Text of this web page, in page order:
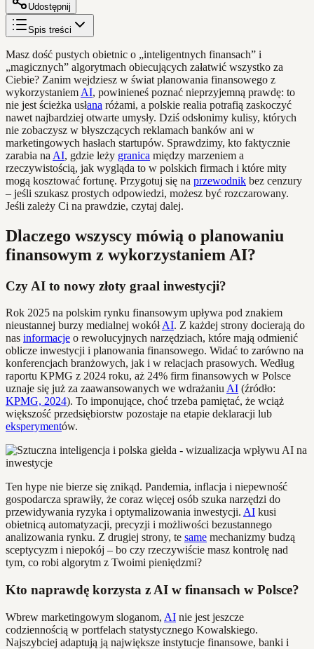
Udostępnij
Spis treści
Masz dość pustych obietnic o „inteligentnych finansach” i
„magicznych” algorytmach obiecujących załatwić wszystko za
Ciebie? Zanim wejdziesz w świat planowania finansowego z
wykorzystaniem AI, powinieneś poznać nieprzyjemną prawdę: to
nie jest ścieżka usłana różami, a polskie realia potrafią zaskoczyć
nawet najbardziej otwarte umysły. Dziś odsłonimy kulisy, których
nie zobaczysz w błyszczących reklamach banków ani w
marketingowych hasłach startupów. Sprawdzimy, kto faktycznie
zarabia na AI, gdzie leży granica między marzeniem a
rzeczywistością, jak wygląda to w polskich firmach i które mity
mogą kosztować fortunę. Przygotuj się na przewodnik bez cenzury
– jeśli szukasz prostych odpowiedzi, możesz być rozczarowany.
Jeśli zależy Ci na prawdzie, czytaj dalej.
Dlaczego wszyscy mówią o planowaniu
finansowym z wykorzystaniem AI?
Czy AI to nowy złoty graal inwestycji?
Rok 2025 na polskim rynku finansowym upływa pod znakiem
nieustannej burzy medialnej wokółAI. Z każdej strony docierają do
nas informacje o rewolucyjnych narzędziach, które mają odmienić
oblicze inwestycji i planowania finansowego. Widać to zarówno na
konferencjach branżowych, jak i w relacjach prasowych. Według
raportu KPMG z 2024 roku, aż 24% firm finansowych w Polsce
uznaje się już za zaawansowanych we wdrażaniu AI (źródło:
KPMG, 2024). To imponujące, choć trzeba pamiętać, że wciąż
większość przedsiębiorstw pozostaje na etapie deklaracji lub
eksperymentów.
Ten hype nie bierze się znikąd. Pandemia, inflacja i niepewność
gospodarcza sprawiły, że coraz więcej osób szuka narzędzi do
przewidywania ryzyka i optymalizowania inwestycji. AI kusi
obietnicą automatyzacji, precyzji i możliwości bezustannego
analizowania rynku. Z drugiej strony, te same mechanizmy budzą
sceptycyzm i niepokój – bo czy rzeczywiście masz kontrolę nad
tym, co robi algorytm z Twoimi pieniędzmi?
Kto naprawdę korzysta z AI w finansach w Polsce?
Wbrew marketingowym sloganom, AI nie jest jeszcze
codziennością w portfelach statystycznego Kowalskiego.
Najszybciej adaptują ją największe instytucje finansowe, banki i